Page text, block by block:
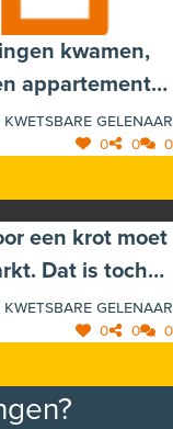
kwamen,
appartement
hoelang
betaalbare
op een week
kwetsbare Gelenaar
0 0 0
een krot moet
Dat is toch
in Velleke
kwetsbare Gelenaar
0 0 0